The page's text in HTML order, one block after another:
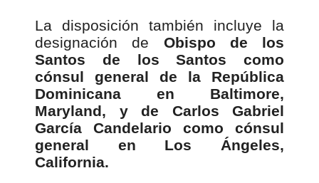
La disposición también incluye la
designación de Obispo de los
Santos de los Santos como
cónsul general de la República
Dominicana en Baltimore,
Maryland, y de Carlos Gabriel
García Candelario como cónsul
general en Los Ángeles,
California.